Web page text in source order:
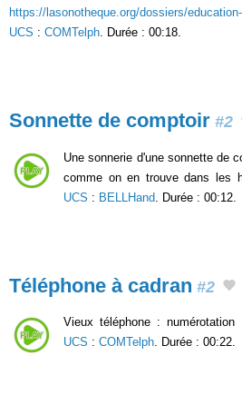
https://lasonotheque.org/dossiers/
UCS : COMTelph . Durée : 00:18.
Sonnette de comptoir #2
Une sonnerie d'une sonnette de
comme on en trouve dans les
UCS : BELLHand . Durée : 00:12.
Téléphone à cadran #2
Vieux téléphone : numérotation
UCS : COMTelph. Durée : 00:22.